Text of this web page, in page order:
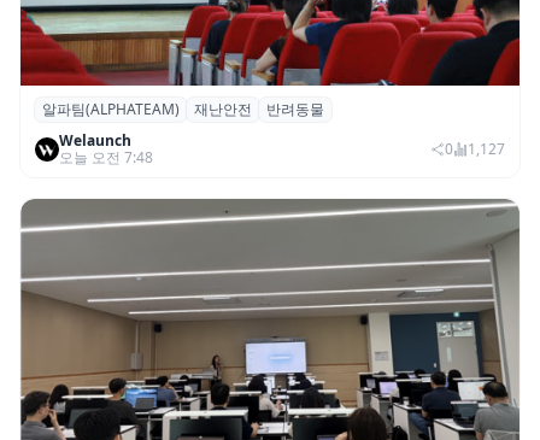
알파팀, ‘반려동물과 보호자를 위한 재난안전
세미나’ 개최
알파팀(ALPHATEAM) 재난안전
반려동물
Welaunch
오늘 오전 7:48
0 1,127